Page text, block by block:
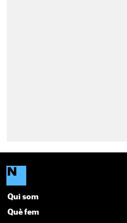
Qui som
Què fem